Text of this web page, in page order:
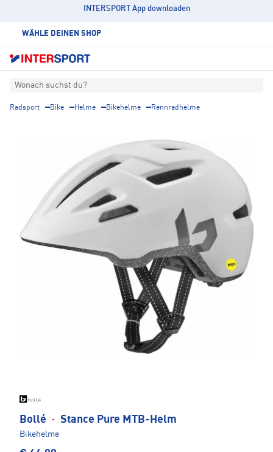
INTERSPORT App downloaden
WÄHLE DEINEN SHOP
Wonach suchst du?
Radsport Bike Helme Bikehelme Rennradhelme
Bollé · Stance Pure MTB-Helm
Bikehelme